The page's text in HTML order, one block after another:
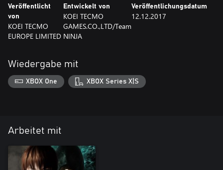
Veröffentlicht
von
KOEI TECMO
EUROPE LIMITED
Entwickelt von
KOEI TECMO
GAMES.CO.,LTD/Team
NINJA
Veröffentlichungsdatum
12.12.2017
Wiedergabe mit
XBOX One XBOX Series X|S
Arbeitet mit